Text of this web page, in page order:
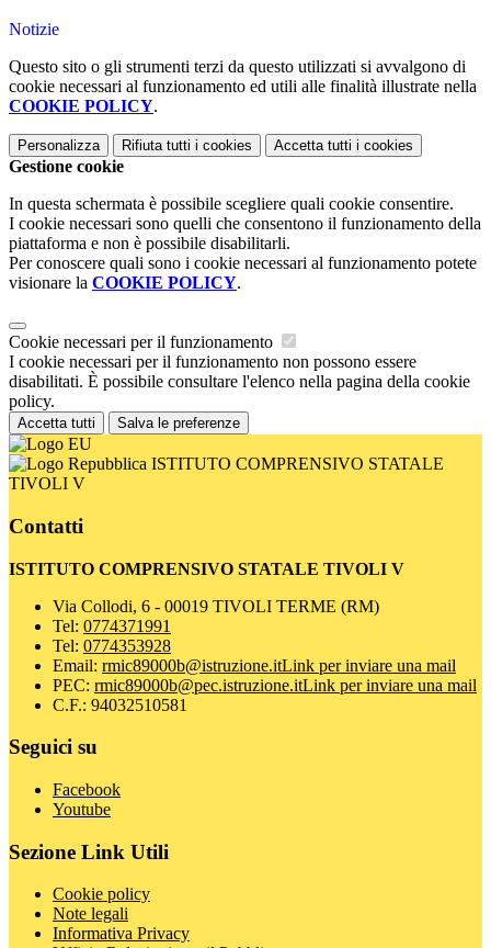
Notizie
Questo sito o gli strumenti terzi da questo utilizzati si avvalgono di
cookie necessari al funzionamento ed utili alle finalità illustrate nella
COOKIE POLICY.
Personalizza Rifiuta tutti i cookies Accetta tutti i cookies
Gestione cookie
In questa schermata è possibile scegliere quali cookie consentire.
I cookie necessari sono quelli che consentono il funzionamento della
piattaforma e non è possibile disabilitarli.
Per conoscere quali sono i cookie necessari al funzionamento potete
visionare la COOKIE POLICY.
Cookie necessari per il funzionamento
I cookie necessari per il funzionamento non possono essere
disabilitati. È possibile consultare l'elenco nella pagina della cookie
policy.
Accetta tutti Salva le preferenze
ISTITUTO COMPRENSIVO STATALE
TIVOLI V
Contatti
ISTITUTO COMPRENSIVO STATALE TIVOLI V
Via Collodi, 6 - 00019 TIVOLI TERME (RM)
Tel: 0774371991
Tel: 0774353928
Email: rmic89000b@istruzione.itLink per inviare una mail
PEC: rmic89000b@pec.istruzione.itLink per inviare una mail
C.F.: 94032510581
Seguici su
Facebook
Youtube
Sezione Link Utili
Cookie policy
Note legali
Informativa Privacy